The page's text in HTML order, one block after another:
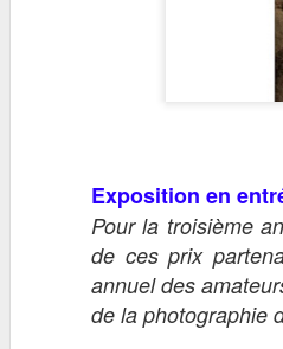
Exposition en
Pour la troisième
de ces prix
annuel des
de la photographie